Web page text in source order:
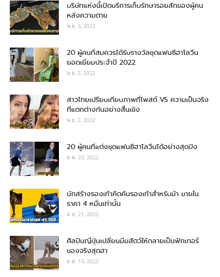
บริษัทแห่งนี้เปิดบริการเก็บรักษารอยสักของผู้คน
หลังความตาย
พ.ย. 5, 2022
20 ผู้คนที่สมควรได้รับรางวัลชุดแฟนซีฮาโลวีน
ยอดเยี่ยมประจำปี 2022
พ.ย. 2, 2022
สาวไทยเปรียบเทียบภาพที่โพสต์ VS ความเป็นจริง
ที่แตกต่างกันอย่างสิ้นเชิง
พ.ย. 2, 2022
20 ผู้คนที่แต่งชุดแฟนซีฮาโลวีนได้อย่างสุดปัง
ต.ค. 23, 2022
นักสร้างรองเท้าคิดค้นรองเท้าสำหรับม้า ขายใน
ราคา 4 หมื่นเท่านั้น
ต.ค. 21, 2022
ศิลปินญี่ปุ่นเปลี่ยนมีมสัตว์ให้กลายเป็นฟิกเกอร์
ของจริงสุดฮา
ต.ค. 16, 2022